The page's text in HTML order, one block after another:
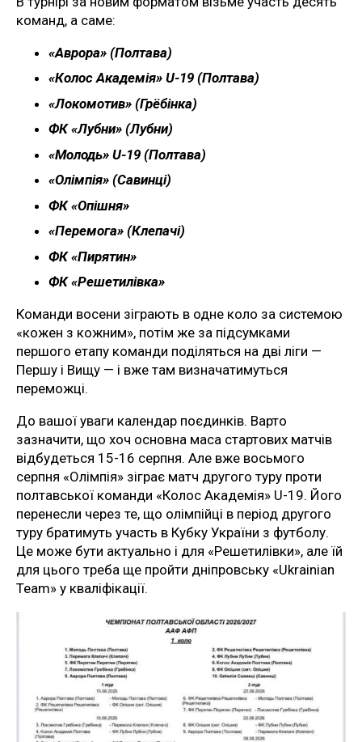
команд, а саме:
«Аврора» (Полтава)
«Колос Академія» U-19 (Полтава)
«Локомотив» (Грёбінка)
ФК «Лубни» (Лубни)
«Молодь» U-19 (Полтава)
«Олімпія» (Савинці)
ФК «Опішня»
«Перемога» (Клепачі)
ФК «Пирятин»
ФК «Решетилівка»
Команди восени зіграють в одне коло за системою
«кожен з кожним», потім же за підсумками
першого етапу команди поділяться на дві ліги —
Першу і Вищу — і вже там визначатимуться
переможці.
До вашої уваги календар поєдинків. Варто
зазначити, що хоч основна маса стартових матчів
відбудеться 15-16 серпня. Але вже восьмого
серпня «Олімпія» зіграє матч другого туру проти
полтавської команди «Колос Академія» U-19. Його
перенесли через те, що олімпійці в період другого
туру братимуть участь в Кубку України з футболу.
Це може бути актуально і для «Решетилівки», але їй
для цього треба ще пройти дніпровську «Ukrainian
Team» у кваліфікації.